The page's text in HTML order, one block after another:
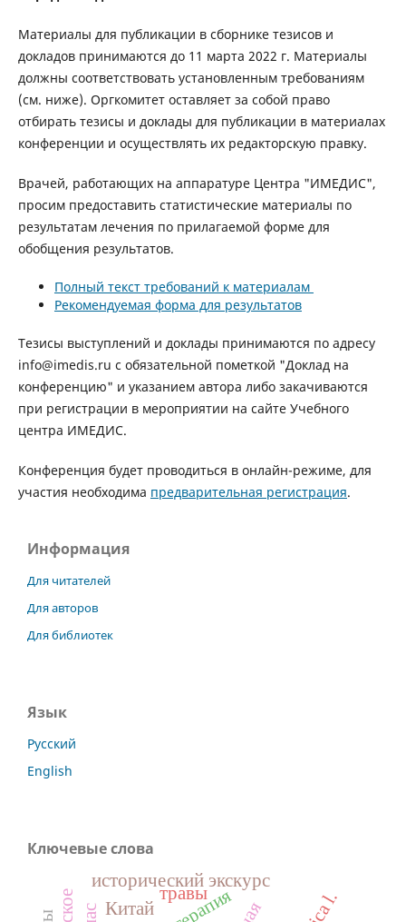
Материалы для публикации в сборнике тезисов и
докладов принимаются до 11 марта 2022 г. Материалы
должны соответствовать установленным требованиям
(см. ниже). Оргкомитет оставляет за собой право
отбирать тезисы и доклады для публикации в материалах
конференции и осуществлять их редакторскую правку.
Врачей, работающих на аппаратуре Центра "ИМЕДИС",
просим предоставить статистические материалы по
результатам лечения по прилагаемой форме для
обобщения результатов.
Полный текст требований к материалам
Рекомендуемая форма для результатов
Тезисы выступлений и доклады принимаются по адресу
info@imedis.ru с обязательной пометкой "Доклад на
конференцию" и указанием автора либо закачиваются
при регистрации в мероприятии на сайте Учебного
центра ИМЕДИС.
Конференция будет проводиться в онлайн-режиме, для
участия необходима предварительная регистрация.
Информация
Для читателей
Для авторов
Для библиотек
Язык
Русский
English
Ключевые слова
исторический экскурс
Китай
травы